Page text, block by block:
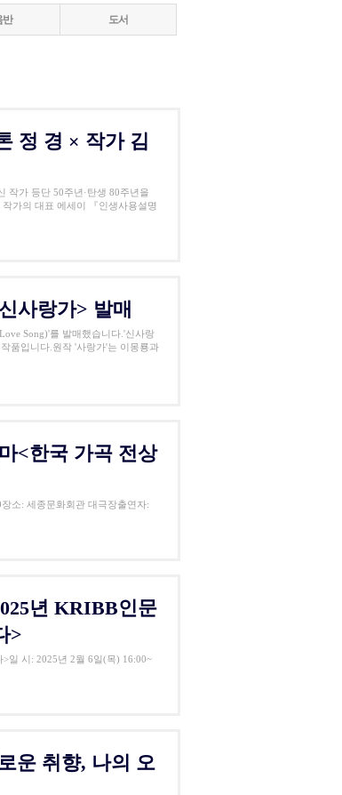
반 도서
정 경 × 작가 김
작가 등단 50주년·탄생 80주년을
가의 대표 에세이 『인생사용설명
사랑가> 발매
Song)'를 발매했습니다.'신사랑
품입니다.원작 '사랑가'는 이몽룡과
<한국 가곡 전상
소: 세종문화회관 대극장출연자:
년 KRIBB인문
>
일 시: 2025년 2월 6일(목) 16:00~
운 취향, 나의 오